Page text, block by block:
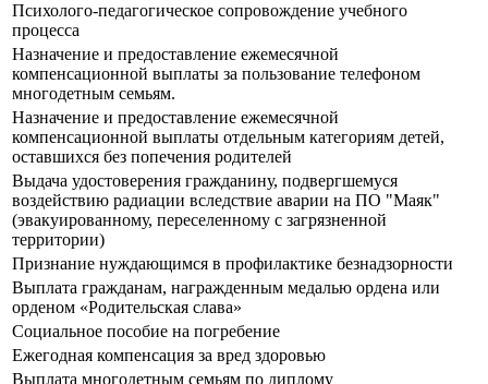
Психолого-педагогическое сопровождение учебного
процесса
Назначение и предоставление ежемесячной
компенсационной выплаты за пользование телефоном
многодетным семьям.
Назначение и предоставление ежемесячной
компенсационной выплаты отдельным категориям детей,
оставшихся без попечения родителей
Выдача удостоверения гражданину, подвергшемуся
воздействию радиации вследствие аварии на ПО "Маяк"
(эвакуированному, переселенному с загрязненной
территории)
Признание нуждающимся в профилактике безнадзорности
Выплата гражданам, награжденным медалью ордена или
орденом «Родительская слава»
Социальное пособие на погребение
Ежегодная компенсация за вред здоровью
Выплата многодетным семьям по диплому